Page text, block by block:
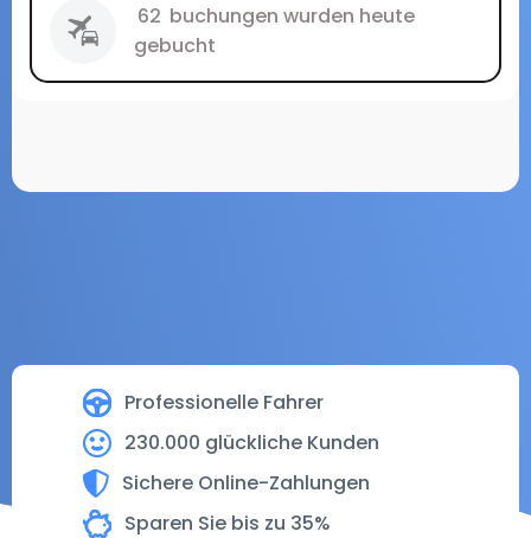
Professionelle Fahrer
230.000 glückliche Kunden
Sichere Online-Zahlungen
Sparen Sie bis zu 35%
62 buchungen wurden heute
gebucht